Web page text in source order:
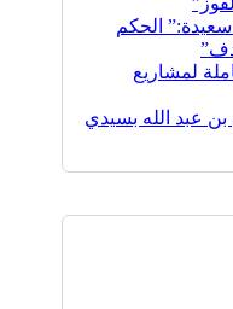
الحكم
لمشاريع
عبد الله بسيدي